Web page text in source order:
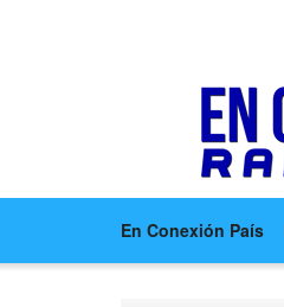
En Conexión País